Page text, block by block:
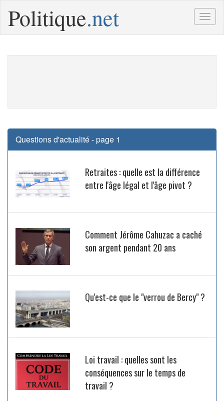
Politique.net
Questions d'actualité - page 1
Retraites : quelle est la différence
entre l'âge légal et l'âge pivot ?
Comment Jérôme Cahuzac a caché
son argent pendant 20 ans
Qu'est-ce que le "verrou de Bercy" ?
Loi travail : quelles sont les
conséquences sur le temps de
travail ?